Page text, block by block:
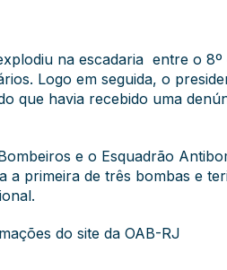
na escadaria entre o 8º
Logo em seguida, o
que havia recebido uma
e o Esquadrão
primeira de três bombas e
do site da OAB-RJ